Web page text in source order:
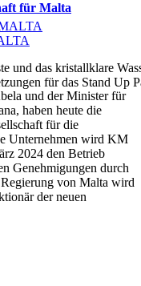
und das kristallklare
für das Stand Up
für Malta
und der Minister für
haben heute die
für die
Unternehmen wird KM
2024 den Betrieb
Genehmigungen durch
von Malta wird
der neuen